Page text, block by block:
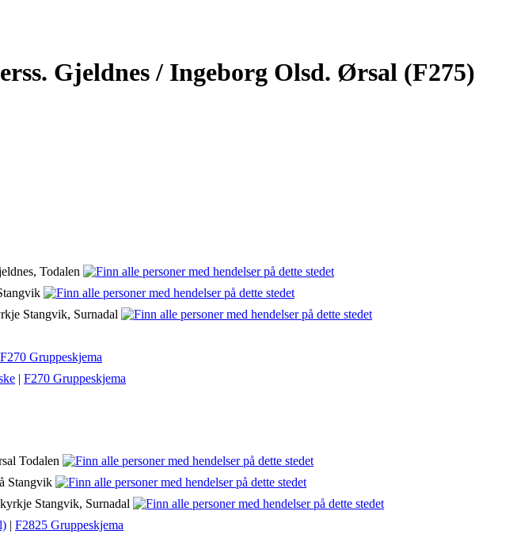
Gjeldnes / Ingeborg Olsd. Ørsal (F275)
Todalen
Stangvik, Surnadal
F270 Gruppeskjema
| F270 Gruppeskjema
Todalen
Stangvik
Stangvik, Surnadal
| F2825 Gruppeskjema